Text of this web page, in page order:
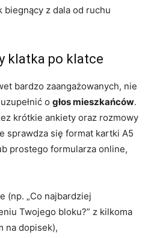
biegnący z dala od ruchu
klatka po klatce
bardzo zaangażowanych, nie
o głos mieszkańców.
krótkie ankiety oraz rozmowy
sprawdza się format kartki A5
prostego formularza online,
(np. „Co najbardziej
Twojego bloku?” z kilkoma
na dopisek),